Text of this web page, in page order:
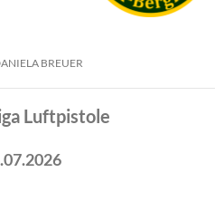
BREUER
Luftpistole